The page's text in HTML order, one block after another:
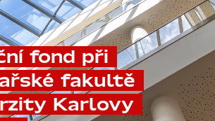
fond při
fakultě
Karlovy